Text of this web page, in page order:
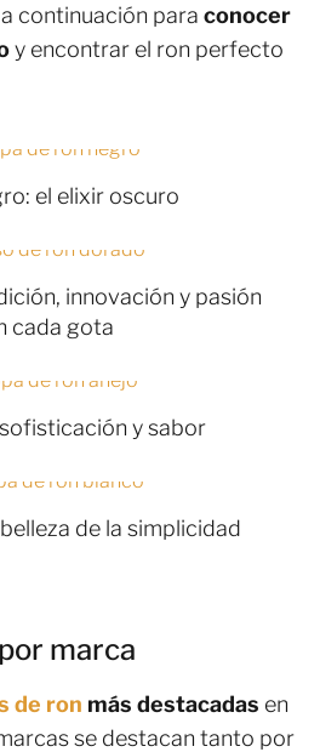
continuación para conocer
y encontrar el ron perfecto
el elixir oscuro
innovación y pasión
cada gota
y sabor
de la simplicidad
marca
de ron más destacadas en
se destacan tanto por